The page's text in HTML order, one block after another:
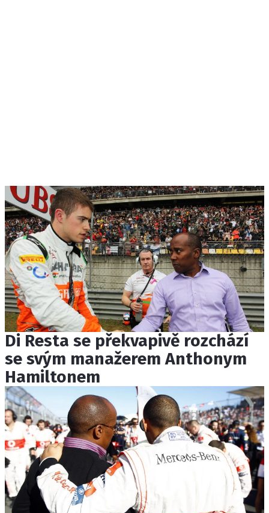
Di Resta se překvapivě rozchází
se svým manažerem Anthonym
Hamiltonem